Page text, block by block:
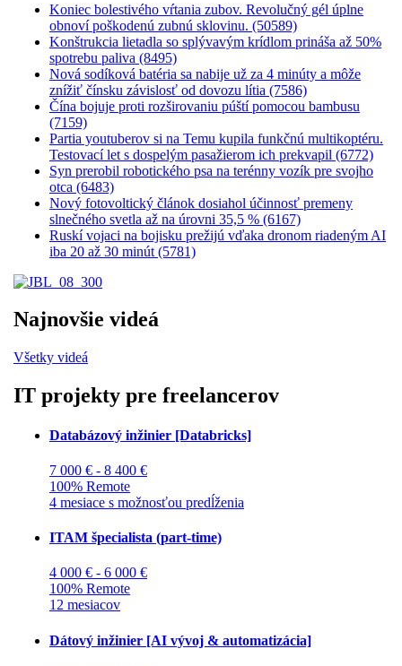
Koniec bolestivého vŕtania zubov. Revolučný gél úplne
obnoví poškodenú zubnú sklovinu. (50589)
Konštrukcia lietadla so splývavým krídlom prináša až 50%
spotrebu paliva (8495)
Nová sodíková batéria sa nabije už za 4 minúty a môže
znížiť čínsku závislosť od dovozu lítia (7586)
Čína bojuje proti rozširovaniu púští pomocou bambusu
(7159)
Partia youtuberov si na Temu kupila funkčnú multikoptéru.
Testovací let s dospelým pasažierom ich prekvapil (6772)
Syn prerobil robotického psa na terénny vozík pre svojho
otca (6483)
Nový fotovoltický článok dosiahol účinnosť premeny
slnečného svetla až na úrovni 35,5 % (6167)
Ruskí vojaci na bojisku prežijú vďaka dronom riadeným AI
iba 20 až 30 minút (5781)
Najnovšie videá
Všetky videá
IT projekty pre freelancerov
Databázový inžinier [Databricks]
7 000 € - 8 400 €
100% Remote
4 mesiace s možnosťou predĺženia
ITAM špecialista (part-time)
4 000 € - 6 000 €
100% Remote
12 mesiacov
Dátový inžinier [AI vývoj & automatizácia]